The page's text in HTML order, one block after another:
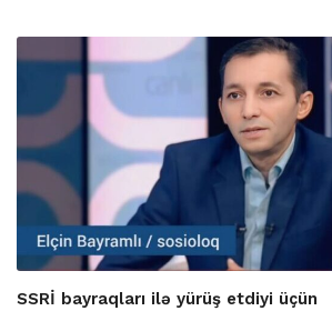
SSRİ bayraqları ilə yürüş etdiyi üçün